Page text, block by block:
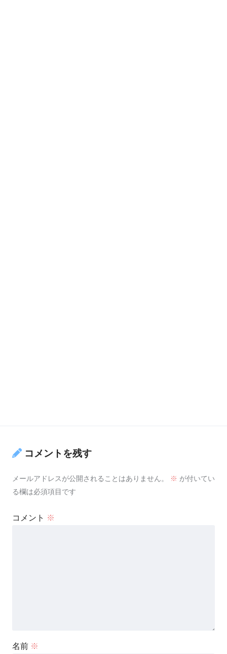
コメントを残す
メールアドレスが公開されることはありません。 ※ が付いてい
る欄は必須項目です
コメント ※
名前 ※